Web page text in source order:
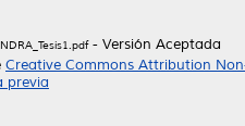
- Versión Aceptada
Creative Commons Attribution
previa